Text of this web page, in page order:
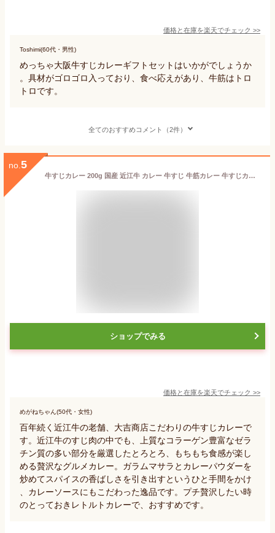
価格と在庫を楽天でチェック >>
Toshimi(60代・男性)
めっちゃ大阪牛すじカレーギフトセットはいかがでしょうか
。具材がゴロゴロ入っており、食べ応えがあり、牛筋はトロ
トロです。
全てのおすすめコメント（2件）
no. 5
牛すじカレー 200g 国産 近江牛 カレー 牛すじ 牛筋カレー 牛すじカレーレトルト レトルト レトルトカレー 父の日 ギフト プレゼント 高級 牛 高級レトルトカレー おいしいカレー 肉 和牛 お取り寄せ 贈り物 内祝い 美味しいものお取り寄せ 美味しい おいしい 大吉商店
ショップでみる
価格と在庫を楽天でチェック >>
めがねちゃん(50代・女性)
百年続く近江牛の老舗、大吉商店こだわりの牛すじカレーで
す。近江牛のすじ肉の中でも、上質なコラーゲン豊富なゼラ
チン質の多い部分を厳選したとろとろ、もちもち食感が楽し
める贅沢なグルメカレー。ガラムマサラとカレーパウダーを
炒めてスパイスの香ばしさを引き出すというひと手間をかけ
、カレーソースにもこだわった逸品です。プチ贅沢したい時
のとっておきレトルトカレーで、おすすめです。